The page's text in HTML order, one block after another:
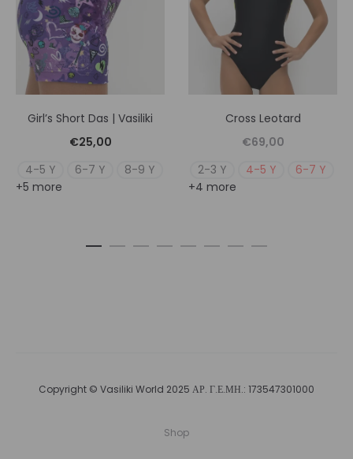
Girl’s Short Das | Vasiliki
€25,00
4-5 Y
6-7 Y
8-9 Y
+5 more
Cross Leotard
€69,00
2-3 Y
4-5 Y
6-7 Y
+4 more
Copyright © Vasiliki World 2025 ΑΡ. Γ.Ε.ΜΗ.: 173547301000
Shop